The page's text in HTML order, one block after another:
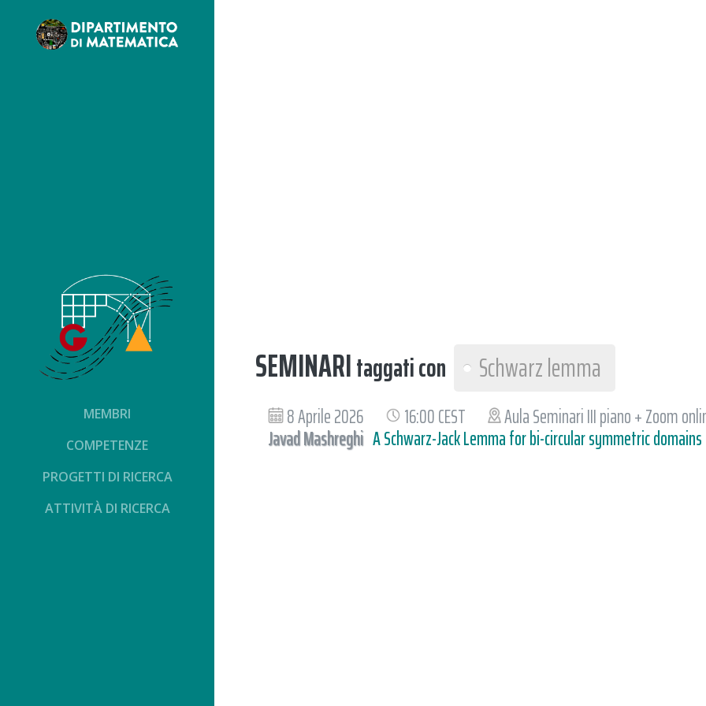
MEMBRI
COMPETENZE
PROGETTI DI RICERCA
ATTIVITÀ DI RICERCA
SEMINARItaggati con Schwarz lemma
8 Aprile 2026 16:00 CEST Aula Seminari III piano + Zoom
Javad Mashreghi A Schwarz-Jack Lemma for bi-circular symmetric domains